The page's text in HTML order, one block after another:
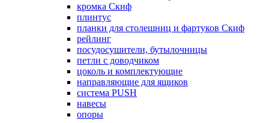
кромка Скиф
плинтус
планки для столешниц и фартуков Скиф
рейлинг
посудосушители, бутылочницы
петли с доводчиком
цоколь и комплектующие
направляющие для ящиков
система PUSH
навесы
опоры